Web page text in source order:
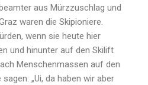
aus Mürzzuschlag und
waren die Skipioniere.
wenn sie heute hier
und hinunter auf den Skilift
Menschenmassen auf den
„Ui, da haben wir aber